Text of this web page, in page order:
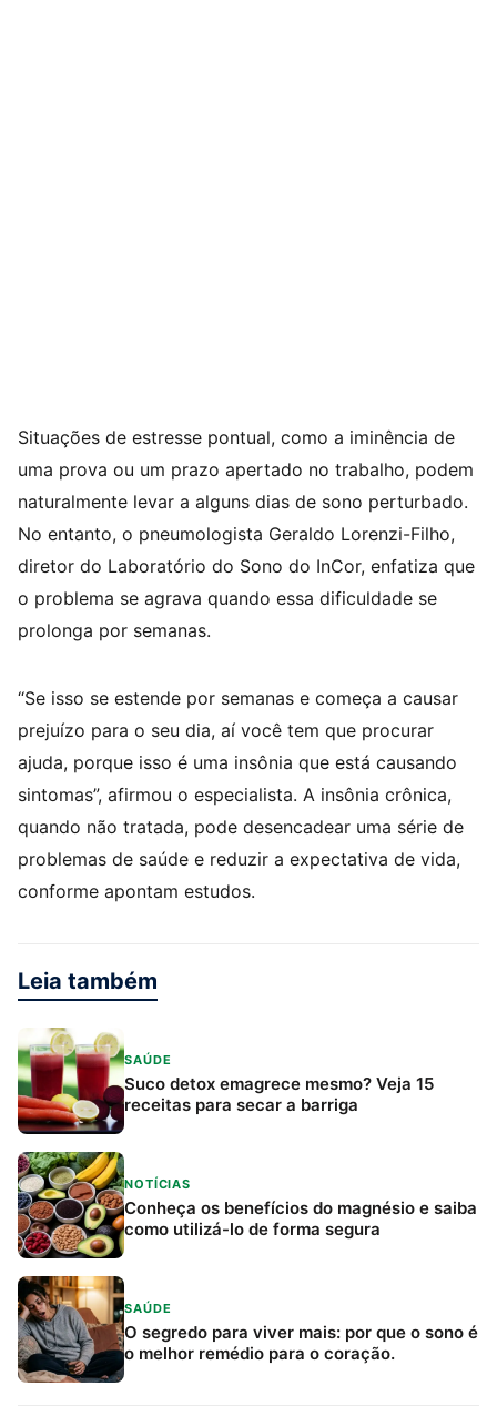
Situações de estresse pontual, como a iminência de
uma prova ou um prazo apertado no trabalho, podem
naturalmente levar a alguns dias de sono perturbado.
No entanto, o pneumologista Geraldo Lorenzi-Filho,
diretor do Laboratório do Sono do InCor, enfatiza que
o problema se agrava quando essa dificuldade se
prolonga por semanas.
“Se isso se estende por semanas e começa a causar
prejuízo para o seu dia, aí você tem que procurar
ajuda, porque isso é uma insônia que está causando
sintomas”, afirmou o especialista. A insônia crônica,
quando não tratada, pode desencadear uma série de
problemas de saúde e reduzir a expectativa de vida,
conforme apontam estudos.
Leia também
SAÚDE
Suco detox emagrece mesmo? Veja 15
receitas para secar a barriga
NOTÍCIAS
Conheça os benefícios do magnésio e saiba
como utilizá-lo de forma segura
SAÚDE
O segredo para viver mais: por que o sono é
o melhor remédio para o coração.